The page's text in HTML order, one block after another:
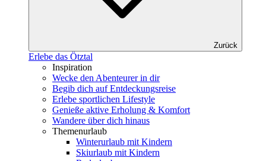
Zurück
Erlebe das Ötztal
Inspiration
Wecke den Abenteurer in dir
Begib dich auf Entdeckungsreise
Erlebe sportlichen Lifestyle
Genieße aktive Erholung & Komfort
Wandere über dich hinaus
Themenurlaub
Winterurlaub mit Kindern
Skiurlaub mit Kindern